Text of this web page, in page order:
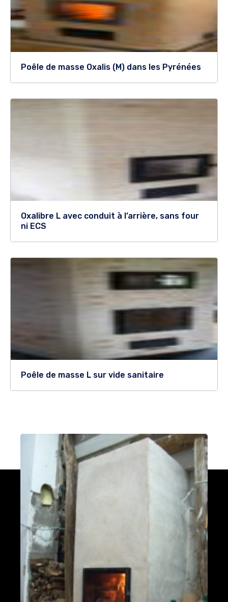
Poêle de masse Oxalis (M) dans les Pyrénées
Oxalibre L avec conduit à l’arrière, sans four
ni ECS
Poêle de masse L sur vide sanitaire